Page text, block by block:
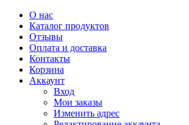
О нас
Каталог продуктов
Отзывы
Оплата и доставка
Контакты
Корзина
Аккаунт
Вход
Мои заказы
Изменить адрес